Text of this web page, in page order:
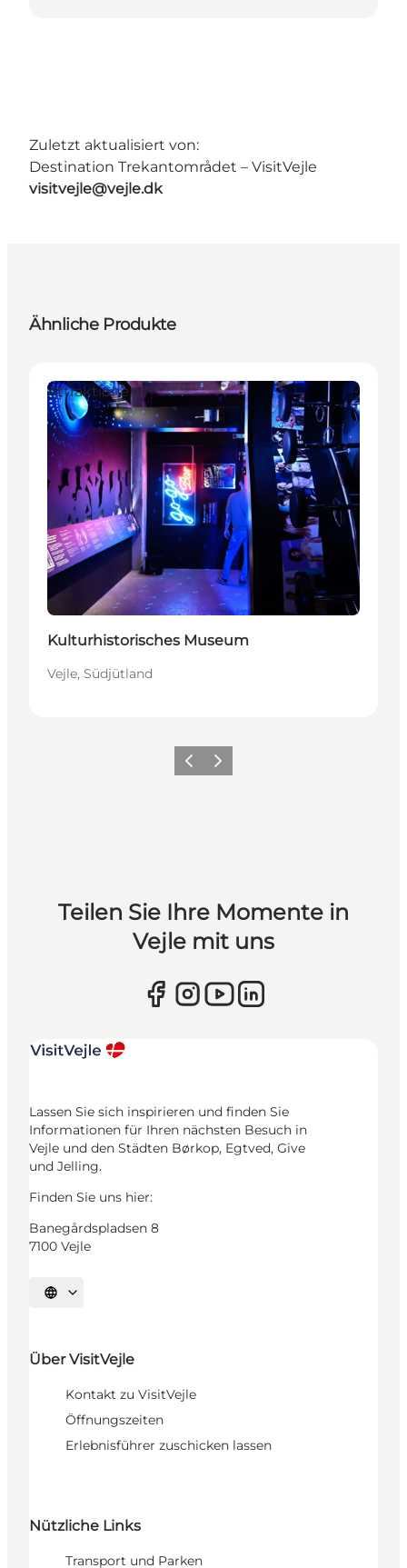
Zuletzt aktualisiert von:
Destination Trekantområdet – VisitVejle
visitvejle@vejle.dk
Ähnliche Produkte
Attraktionen
Kulturhistorisches Museum
Vejle, Südjütland
ZurückWeiter
Teilen Sie Ihre Momente in
Vejle mit uns
Lassen Sie sich inspirieren und finden Sie
Informationen für Ihren nächsten Besuch in
Vejle und den Städten Børkop, Egtved, Give
und Jelling.
Finden Sie uns hier:
Banegårdspladsen 8
7100 Vejle
Sprache auswählen
Über VisitVejle
Kontakt zu VisitVejle
Öffnungszeiten
Erlebnisführer zuschicken lassen
Nützliche Links
Transport und Parken